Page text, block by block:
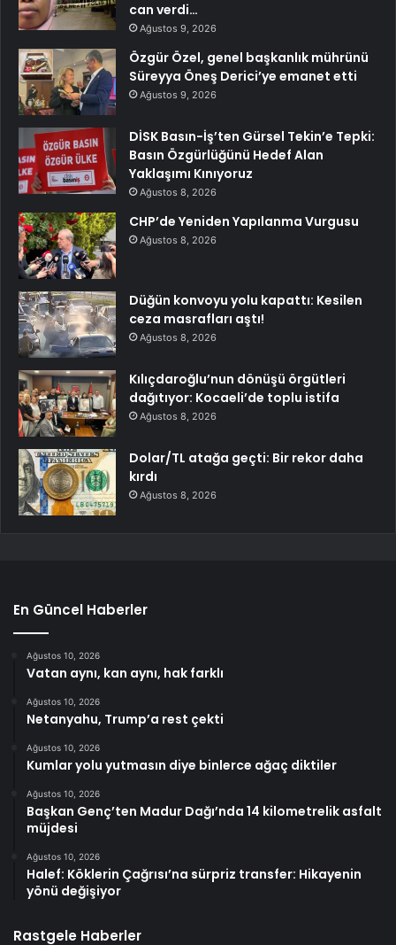
can verdi…
Ağustos 9, 2026
Özgür Özel, genel başkanlık mührünü
Süreyya Öneş Derici’ye emanet etti
Ağustos 9, 2026
DİSK Basın-İş’ten Gürsel Tekin’e Tepki:
Basın Özgürlüğünü Hedef Alan
Yaklaşımı Kınıyoruz
Ağustos 8, 2026
CHP’de Yeniden Yapılanma Vurgusu
Ağustos 8, 2026
Düğün konvoyu yolu kapattı: Kesilen
ceza masrafları aştı!
Ağustos 8, 2026
Kılıçdaroğlu’nun dönüşü örgütleri
dağıtıyor: Kocaeli’de toplu istifa
Ağustos 8, 2026
Dolar/TL atağa geçti: Bir rekor daha
kırdı
Ağustos 8, 2026
En Güncel Haberler
Ağustos 10, 2026
Vatan aynı, kan aynı, hak farklı
Ağustos 10, 2026
Netanyahu, Trump’a rest çekti
Ağustos 10, 2026
Kumlar yolu yutmasın diye binlerce ağaç diktiler
Ağustos 10, 2026
Başkan Genç’ten Madur Dağı’nda 14 kilometrelik asfalt
müjdesi
Ağustos 10, 2026
Halef: Köklerin Çağrısı’na sürpriz transfer: Hikayenin
yönü değişiyor
Rastgele Haberler